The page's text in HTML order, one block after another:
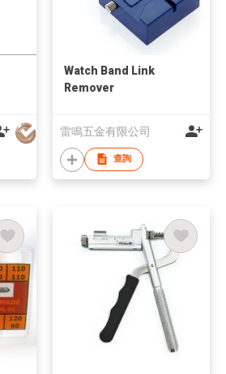
Watch Band Link
Remover
雷鳴五金有限公司
查詢